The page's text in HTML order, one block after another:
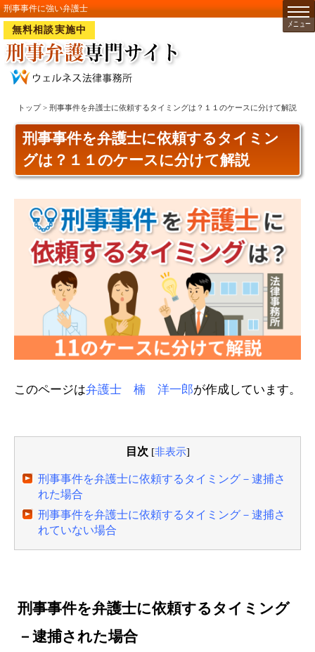
刑事事件に強い弁護士
無料相談実施中
トップ > 刑事事件を弁護士に依頼するタイミングは？１１のケースに分けて解説
刑事事件を弁護士に依頼するタイミン
グは？１１のケースに分けて解説
このページは弁護士 楠 洋一郎が作成しています。
目次 [非表示]
刑事事件を弁護士に依頼するタイミング－逮捕さ
れた場合
刑事事件を弁護士に依頼するタイミング－逮捕さ
れていない場合
刑事事件を弁護士に依頼するタイミング
－逮捕された場合